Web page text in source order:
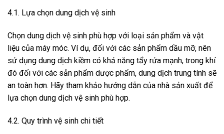
4.1. Lựa chọn dung dịch vệ sinh
Chọn dung dịch vệ sinh phù hợp với loại sản phẩm và vật
liệu của máy móc. Ví dụ, đối với các sản phẩm dầu mỡ, nên
sử dụng dung dịch kiềm có khả năng tẩy rửa mạnh, trong khí
đó đối với các sản phẩm dược phẩm, dung dịch trung tính sẽ
an toàn hơn. Hãy tham khảo hướng dẫn của nhà sản xuất để
lựa chọn dung dịch vệ sinh phù hợp.
4.2. Quy trình vệ sinh chi tiết